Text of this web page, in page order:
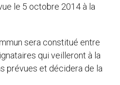
le 5 octobre 2014 à la
sera constitué entre
qui veilleront à la
prévues et décidera de la